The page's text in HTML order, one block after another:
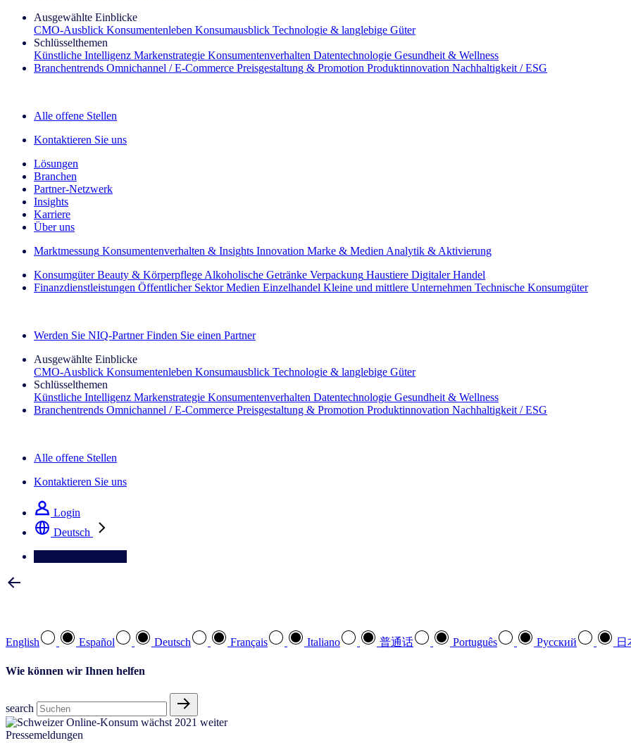
Ausgewählte Einblicke
CMO‑Ausblick Konsumentenleben Konsumausblick Technologie & langlebige Güter
Schlüsselthemen
Künstliche Intelligenz Markenstrategie Konsumentenverhalten Datentechnologie Gesundheit & Wellness
Branchentrends Omnichannel / E‑Commerce Preisgestaltung & Promotion Produktinnovation Nachhaltigkeit / ESG
Alle offene Stellen
Kontaktieren Sie uns
Lösungen
Branchen
Partner-Netzwerk
Insights
Karriere
Über uns
Marktmessung Konsumentenverhalten & Insights Innovation Marke & Medien Analytik & Aktivierung
Konsumgüter Beauty & Körperpflege Alkoholische Getränke Verpackung Haustiere Digitaler Handel
Finanzdienstleistungen Öffentlicher Sektor Medien Einzelhandel Kleine und mittlere Unternehmen Technische Konsumgüter
Werden Sie NIQ-Partner Finden Sie einen Partner
Ausgewählte Einblicke
CMO‑Ausblick Konsumentenleben Konsumausblick Technologie & langlebige Güter
Schlüsselthemen
Künstliche Intelligenz Markenstrategie Konsumentenverhalten Datentechnologie Gesundheit & Wellness
Branchentrends Omnichannel / E‑Commerce Preisgestaltung & Promotion Produktinnovation Nachhaltigkeit / ESG
Alle offene Stellen
Kontaktieren Sie uns
Login
Deutsch
English Español Deutsch Français Italiano 普通话 Português Pусский 日
Wie können wir Ihnen helfen
search
Pressemeldungen